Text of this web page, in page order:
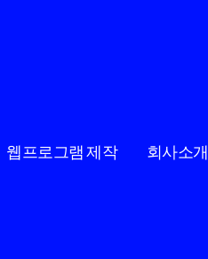
웹프로그램 제작 회사소개